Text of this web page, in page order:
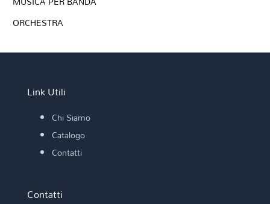
ORCHESTRA
Link Utili
Chi Siamo
Catalogo
Contatti
Contatti